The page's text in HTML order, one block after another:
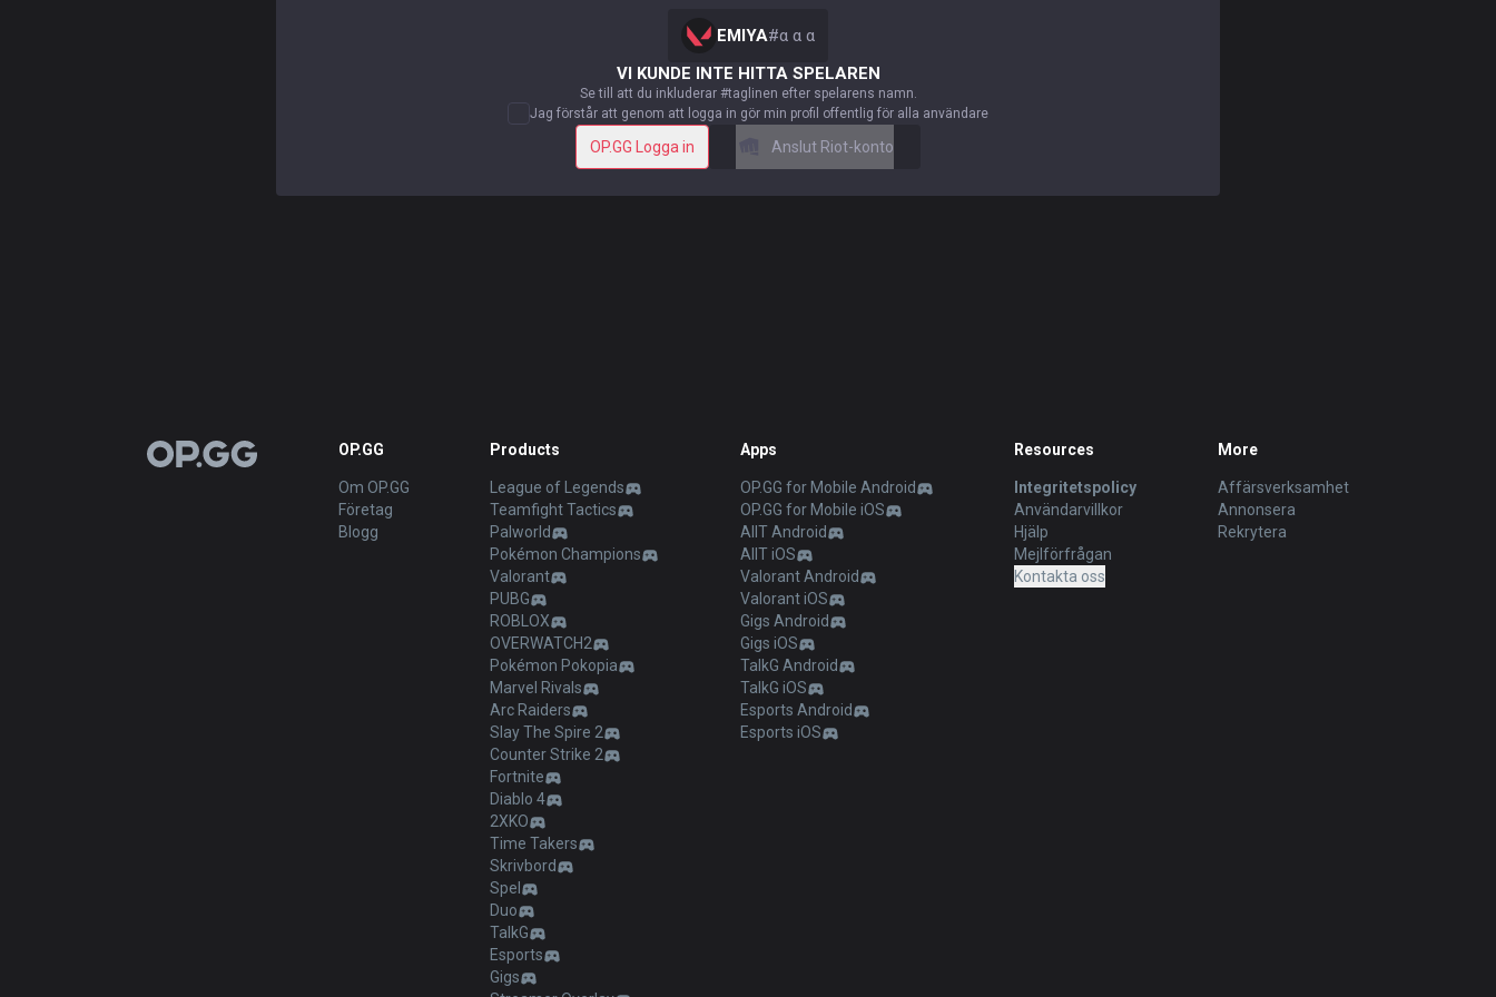
EMIYA#α α α
VI KUNDE INTE HITTA SPELAREN
Se till att du inkluderar #taglinen efter spelarens namn.
Jag förstår att genom att logga in gör min profil offentlig för alla användare
OP.GG Logga in Anslut Riot-konto
OP.GG OP.GG
Om OP.GG
Företag
Blogg
Products
League of Legends
Teamfight Tactics
Palworld
Pokémon Champions
Valorant
PUBG
ROBLOX
OVERWATCH2
Pokémon Pokopia
Marvel Rivals
Arc Raiders
Slay The Spire 2
Counter Strike 2
Fortnite
Diablo 4
2XKO
Time Takers
Skrivbord
Spel
Duo
TalkG
Esports
Gigs
Apps
OP.GG for Mobile Android
OP.GG for Mobile iOS
AllT Android
AllT iOS
Valorant Android
Valorant iOS
Gigs Android
Gigs iOS
TalkG Android
TalkG iOS
Esports Android
Esports iOS
Resources
Integritetspolicy
Användarvillkor
Hjälp
Mejlförfrågan
Kontakta oss
More
Affärsverksamhet
Annonsera
Rekrytera